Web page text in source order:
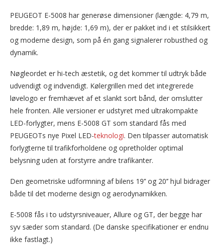
PEUGEOT E-5008 har generøse dimensioner (længde: 4,79 m,
bredde: 1,89 m, højde: 1,69 m), der er pakket ind i et stilsikkert
og moderne design, som på én gang signalerer robusthed og
dynamik.
Nøgleordet er hi-tech æstetik, og det kommer til udtryk både
udvendigt og indvendigt. Kølergrillen med det integrerede
løvelogo er fremhævet af et slankt sort bånd, der omslutter
hele fronten. Alle versioner er udstyret med ultrakompakte
LED-forlygter, mens E-5008 GT som standard fås med
PEUGEOTs nye Pixel LED-teknologi. Den tilpasser automatisk
forlygterne til trafikforholdene og opretholder optimal
belysning uden at forstyrre andre trafikanter.
Den geometriske udformning af bilens 19’’ og 20’’ hjul bidrager
både til det moderne design og aerodynamikken.
E-5008 fås i to udstyrsniveauer, Allure og GT, der begge har
syv sæder som standard. (De danske specifikationer er endnu
ikke fastlagt.)